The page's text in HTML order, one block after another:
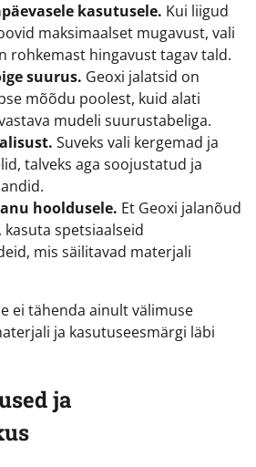
kasutusele. Kui liigud
maksimaalset mugavust, vali
rohkemast hingavust tagav tald.
suurus. Geoxi jalatsid on
mõõdu poolest, kuid alati
mudeli suurustabeliga.
Suveks vali kergemad ja
talveks aga soojustatud ja
hooldusele. Et Geoxi jalanõud
kasuta spetsiaalseid
mis säilitavad materjali
ei tähenda ainult välimuse
ja kasutuseesmärgi läbi
ja